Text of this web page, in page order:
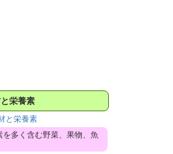
栄養素
多く含む野菜、果物、魚